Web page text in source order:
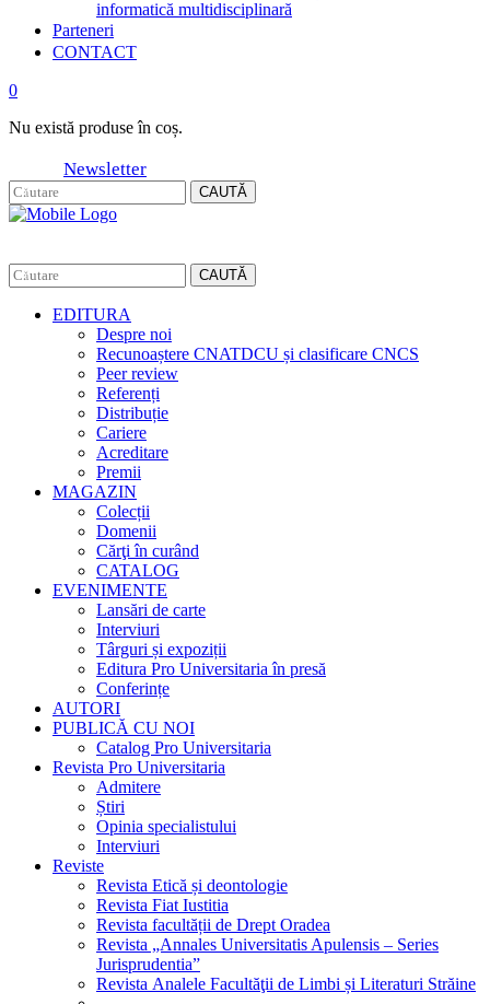
informatică multidisciplinară
Parteneri
CONTACT
0
Nu există produse în coș.
Newsletter
CAUTĂ
CAUTĂ
EDITURA
Despre noi
Recunoaștere CNATDCU și clasificare CNCS
Peer review
Referenți
Distribuție
Cariere
Acreditare
Premii
MAGAZIN
Colecții
Domenii
Cărţi în curând
CATALOG
EVENIMENTE
Lansări de carte
Interviuri
Târguri și expoziții
Editura Pro Universitaria în presă
Conferințe
AUTORI
PUBLICĂ CU NOI
Catalog Pro Universitaria
Revista Pro Universitaria
Admitere
Știri
Opinia specialistului
Interviuri
Reviste
Revista Etică și deontologie
Revista Fiat Iustitia
Revista facultății de Drept Oradea
Revista „Annales Universitatis Apulensis – Series
Jurisprudentia”
Revista Analele Facultăţii de Limbi și Literaturi Străine